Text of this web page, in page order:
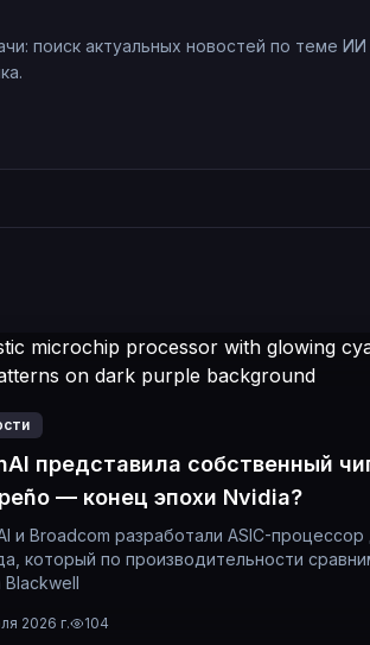
поиск актуальных новостей по теме ИИ
представила собственный
— конец эпохи Nvidia?
и Broadcom разработали ASIC-
который по производительности
Blackwell
2026 г. 104